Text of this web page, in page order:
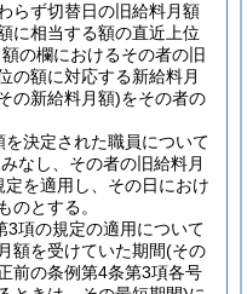
らず切替日の旧給料月額
に相当する額の直近上位
の欄におけるその者の旧
の額に対応する新給料月
の新給料月額)をその者の
決定された職員について
なし、その者の旧給料月
を適用し、その日におけ
のとする。
3項の規定の適用について
額を受けていた期間(その
前の条例第4条第3項各号